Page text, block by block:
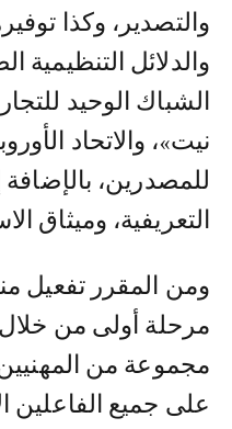
والتصدير، وكذا
والدلائل التنظيمية
الشباك الوحيد
نيت»، والاتحاد
للمصدرين،
التعريفية، وميثاق
مرحلة أولى من
مجموعة من
على جميع الفاعلين